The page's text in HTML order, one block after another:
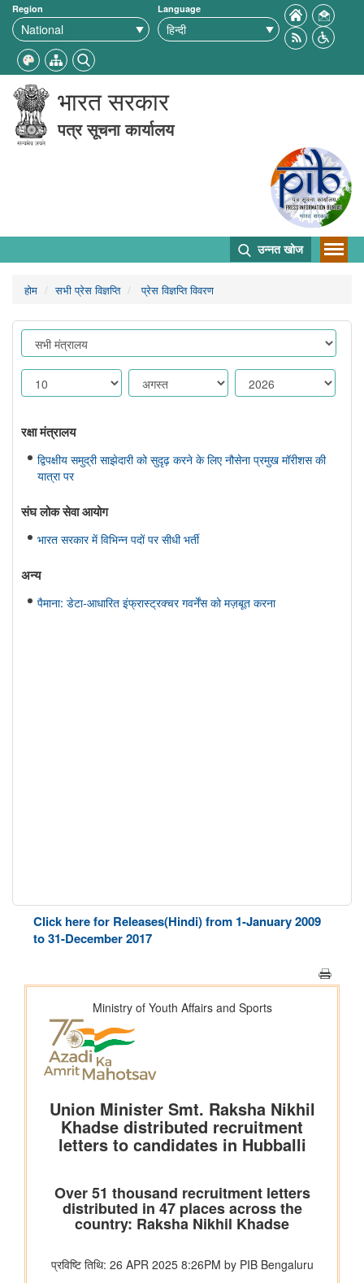
Region Language
भारत सरकार
पत्र सूचना कार्यालय
उन्नत खोज
होम सभी प्रेस विज्ञप्ति प्रेस विज्ञप्ति विवरण
रक्षा मंत्रालय
द्विपक्षीय समुद्री साझेदारी को सुदृढ़ करने के लिए नौसेना प्रमुख मॉरीशस की
यात्रा पर
संघ लोक सेवा आयोग
भारत सरकार में विभिन्न पदों पर सीधी भर्ती
अन्य
पैमाना: डेटा-आधारित इंफ्रास्ट्रक्चर गवर्नेंस को मज़बूत करना
Click here for Releases(Hindi) from 1-January 2009
to 31-December 2017